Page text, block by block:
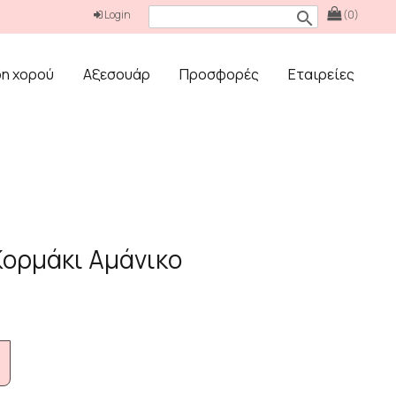
(0)
search
Login
χορού Αξεσουάρ Προσφορές Εταιρείες
Αμάνικο